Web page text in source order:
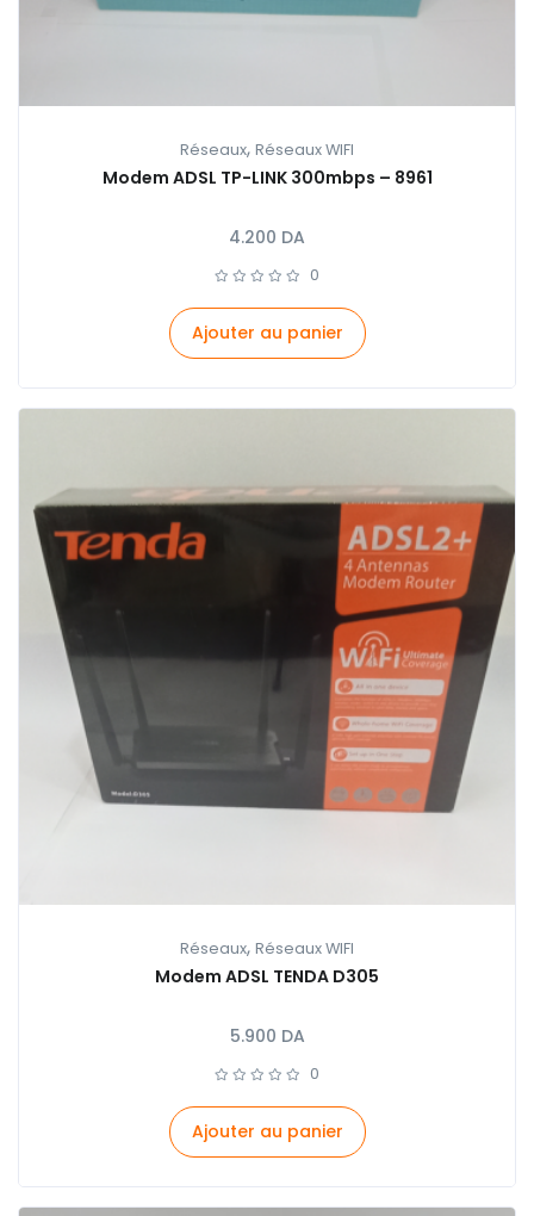
Réseaux, Réseaux WIFI
Modem ADSL TP-LINK 300mbps – 8961
4.200 DA
0
Ajouter au panier
Réseaux, Réseaux WIFI
Modem ADSL TENDA D305
5.900 DA
0
Ajouter au panier